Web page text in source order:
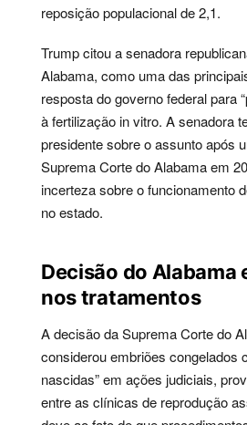
reposição populacional de 2,1.
Trump citou a senadora
Alabama, como uma das
resposta do governo federal para
à fertilização in vitro. A senadora
presidente sobre o assunto após
Suprema Corte do Alabama em
incerteza sobre o funcionamento
no estado.
Decisão do Alabama
nos tratamentos
A decisão da Suprema Corte do
considerou embriões congelados
nascidas” em ações judiciais,
entre as clínicas de reprodução